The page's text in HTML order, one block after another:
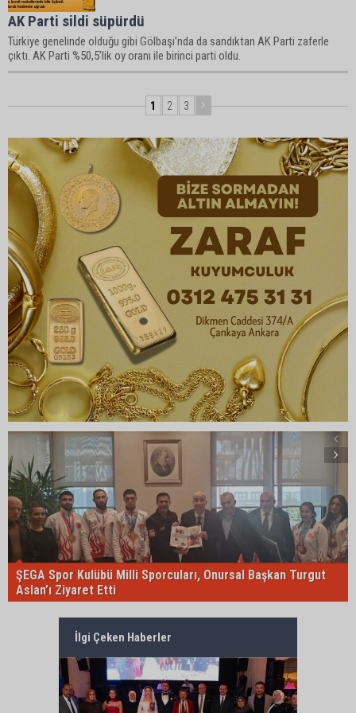
AK Parti sildi süpürdü
Türkiye genelinde olduğu gibi Gölbaşı’nda da sandıktan AK Parti zaferle
çıktı. AK Parti %50,5’lik oy oranı ile birinci parti oldu.
1 2 3
ŞEGA Spor Kulübü Milli Sporcuları, Onursal Başkan Turgut
Aslan’ı Ziyaret Etti
İlgi Çeken Haberler